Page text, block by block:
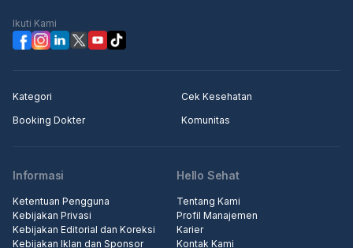
Ikuti Kami
Kategori
Cek Kesehatan
Booking Dokter
Komunitas
Informasi
Ketentuan Pengguna
Kebijakan Privasi
Kebijakan Editorial dan Koreksi
Kebijakan Iklan dan Sponsor
Hello Sehat
Tentang Kami
Profil Manajemen
Karier
Kontak Kami